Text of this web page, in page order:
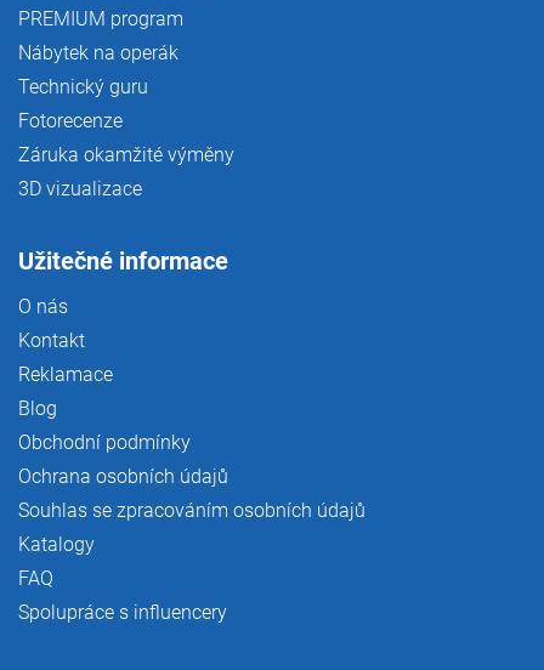
PREMIUM program
Nábytek na operák
Technický guru
Fotorecenze
Záruka okamžité výměny
3D vizualizace
Užitečné informace
O nás
Kontakt
Reklamace
Blog
Obchodní podmínky
Ochrana osobních údajů
Souhlas se zpracováním osobních údajů
Katalogy
FAQ
Spolupráce s influencery